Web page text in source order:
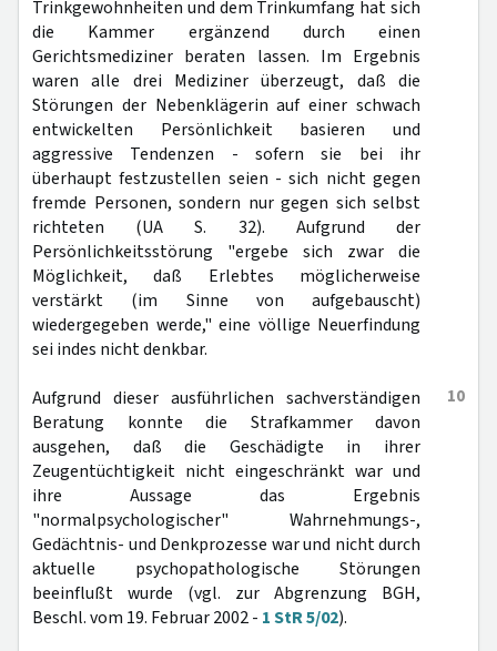
Trinkgewohnheiten und dem Trinkumfang hat sich
die Kammer ergänzend durch einen
Gerichtsmediziner beraten lassen. Im Ergebnis
waren alle drei Mediziner überzeugt, daß die
Störungen der Nebenklägerin auf einer schwach
entwickelten Persönlichkeit basieren und
aggressive Tendenzen - sofern sie bei ihr
überhaupt festzustellen seien - sich nicht gegen
fremde Personen, sondern nur gegen sich selbst
richteten (UA S. 32). Aufgrund der
Persönlichkeitsstörung "ergebe sich zwar die
Möglichkeit, daß Erlebtes möglicherweise
verstärkt (im Sinne von aufgebauscht)
wiedergegeben werde," eine völlige Neuerfindung
sei indes nicht denkbar.
10
Aufgrund dieser ausführlichen sachverständigen
Beratung konnte die Strafkammer davon
ausgehen, daß die Geschädigte in ihrer
Zeugentüchtigkeit nicht eingeschränkt war und
ihre Aussage das Ergebnis
"normalpsychologischer" Wahrnehmungs-,
Gedächtnis- und Denkprozesse war und nicht durch
aktuelle psychopathologische Störungen
beeinflußt wurde (vgl. zur Abgrenzung BGH,
Beschl. vom 19. Februar 2002 - 1 StR 5/02).